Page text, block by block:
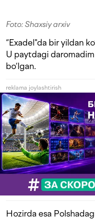
Foto: Shaxsiy arxiv
“Exadel"da bir yildan
U paytdagi daromadim
bo‘lgan.
reklama joylashtirish
Hozirda esa